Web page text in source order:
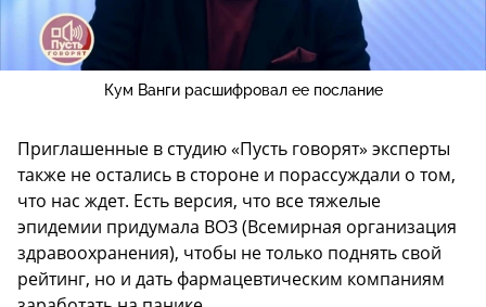
Кум Ванги расшифровал ее послание
Приглашенные в студию «Пусть говорят» эксперты
также не остались в стороне и порассуждали о том,
что нас ждет. Есть версия, что все тяжелые
эпидемии придумала ВОЗ (Всемирная организация
здравоохранения), чтобы не только поднять свой
рейтинг, но и дать фармацевтическим компаниям